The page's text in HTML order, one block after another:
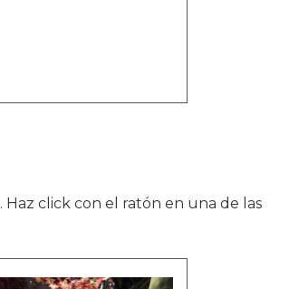
. Haz click con el ratón en una de las